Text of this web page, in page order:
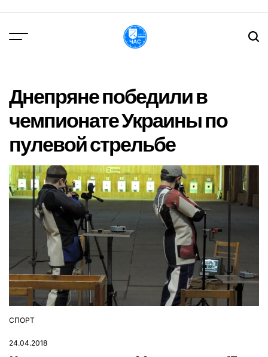
вмісту
Днепряне победили в
чемпионате Украины по
пулевой стрельбе
ОПУБЛІКУВАТИ
СПОРТ
24.04.2018